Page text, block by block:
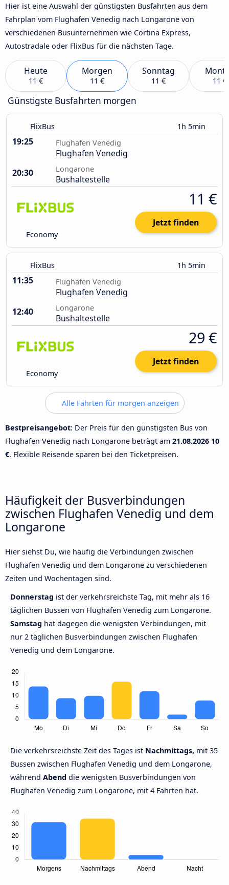
Hier ist eine Auswahl der günstigsten Busfahrten aus dem
Fahrplan vom Flughafen Venedig nach Longarone von
verschiedenen Busunternehmen wie Cortina Express,
Autostradale oder FlixBus für die nächsten Tage.
Heute
11 €
Morgen
11 €
Sonntag
11 € 11 €
Günstigste Busfahrten morgen
FlixBus 1h 5min
19:25 Flughafen Venedig
Flughafen Venedig
20:30
Longarone
Bushaltestelle
Economy
11 €
Jetzt finden
FlixBus 1h 5min
11:35 Flughafen Venedig
Flughafen Venedig
12:40
Longarone
Bushaltestelle
Economy
29 €
Jetzt finden
Alle Fahrten für morgen anzeigen
Bestpreisangebot: Der Preis für den günstigsten Bus von
Flughafen Venedig nach Longarone beträgt am 21.08.2026 10
€. Flexible Reisende sparen bei den Ticketpreisen.
Häufigkeit der Busverbindungen
zwischen Flughafen Venedig und dem
Longarone
Hier siehst Du, wie häufig die Verbindungen zwischen
Flughafen Venedig und dem Longarone zu verschiedenen
Zeiten und Wochentagen sind.
Donnerstag ist der verkehrsreichste Tag, mit mehr als 16
täglichen Bussen von Flughafen Venedig zum Longarone.
Samstag hat dagegen die wenigsten Verbindungen, mit
nur 2 täglichen Busverbindungen zwischen Flughafen
Venedig und dem Longarone.
Die verkehrsreichste Zeit des Tages ist Nachmittags, mit 35
Bussen zwischen Flughafen Venedig und dem Longarone,
während Abend die wenigsten Busverbindungen von
Flughafen Venedig zum Longarone, mit 4 Fahrten hat.